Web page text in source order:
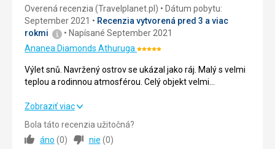
Overená recenzia (Travelplanet.pl)
Dátum pobytu:
September 2021
Recenzia vytvorená pred 3 a viac
rokmi
Napísané September 2021
Ananea Diamonds AthurugaHodnotenie:
5/5
Výlet snů. Navržený ostrov se ukázal jako ráj. Malý s velmi
teplou a rodinnou atmosférou. Celý objekt velmi
protože jsem si tento ostrov zamilovala, cítila jsem se tam
jako v ráji.
Výlet snů. Navržený ostrov se ukázal jako ráj. Malý s velmi
teplou a rodinnou atmosférou. Celý objekt velmi
udržovaný. Obsluha na nejvyšší úrovni. Já se tam vrátím,
protože jsem si tento ostrov zamilovala, cítila jsem se tam
Zobraziť viac
Bola táto recenzia užitočná?
áno (0) nie (0)